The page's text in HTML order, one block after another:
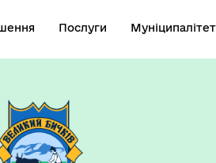
Послуги Муніципалітет
ТГ